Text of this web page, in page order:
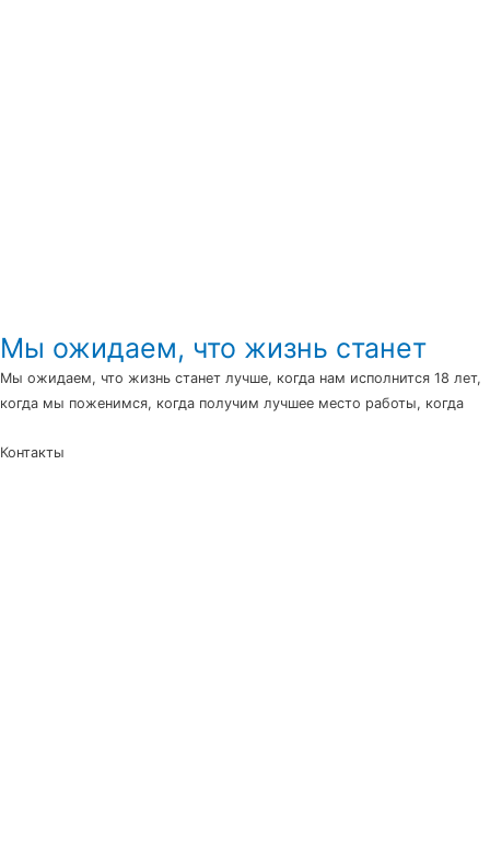
Мы ожидаем, что жизнь станет
Мы ожидаем, что жизнь станет лучше, когда нам исполнится 18 лет,
когда мы поженимся, когда получим лучшее место работы, когда
Контакты